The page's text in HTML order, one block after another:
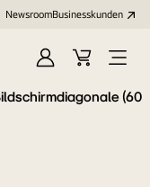
NewsroomBusinesskunden
AnmeldenWarenkorb
Menü
(60